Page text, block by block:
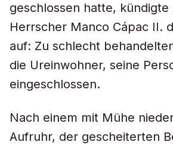
geschlossen hatte, kündigte
Herrscher Manco Cápac II.
auf: Zu schlecht
die Ureinwohner, seine
eingeschlossen.
Nach einem mit Mühe
Aufruhr, der gescheiterten